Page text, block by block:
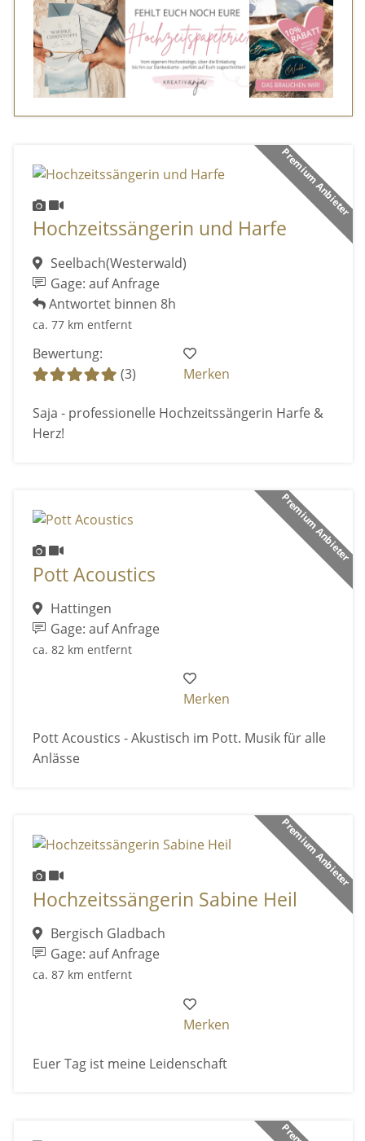
Premium Anbieter
Hochzeitssängerin und Harfe
Seelbach(Westerwald)
Gage: auf Anfrage
Antwortet binnen 8h
ca. 77 km entfernt
Bewertung:
(3)
Merken
Saja - professionelle Hochzeitssängerin Harfe &
Herz!
Premium Anbieter
Pott Acoustics
Hattingen
Gage: auf Anfrage
ca. 82 km entfernt
Merken
Pott Acoustics - Akustisch im Pott. Musik für alle
Anlässe
Premium Anbieter
Hochzeitssängerin Sabine Heil
Bergisch Gladbach
Gage: auf Anfrage
ca. 87 km entfernt
Merken
Euer Tag ist meine Leidenschaft